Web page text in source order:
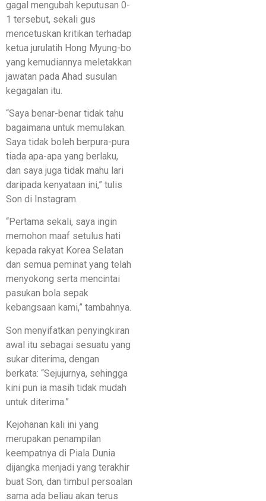
gagal mengubah keputusan 0-
1 tersebut, sekali gus
mencetuskan kritikan terhadap
ketua jurulatih Hong Myung-bo
yang kemudiannya meletakkan
jawatan pada Ahad susulan
kegagalan itu.
“Saya benar-benar tidak tahu
bagaimana untuk memulakan.
Saya tidak boleh berpura-pura
tiada apa-apa yang berlaku,
dan saya juga tidak mahu lari
daripada kenyataan ini,” tulis
Son di Instagram.
“Pertama sekali, saya ingin
memohon maaf setulus hati
kepada rakyat Korea Selatan
dan semua peminat yang telah
menyokong serta mencintai
pasukan bola sepak
kebangsaan kami,” tambahnya.
Son menyifatkan penyingkiran
awal itu sebagai sesuatu yang
sukar diterima, dengan
berkata: “Sejujurnya, sehingga
kini pun ia masih tidak mudah
untuk diterima.”
Kejohanan kali ini yang
merupakan penampilan
keempatnya di Piala Dunia
dijangka menjadi yang terakhir
buat Son, dan timbul persoalan
sama ada beliau akan terus